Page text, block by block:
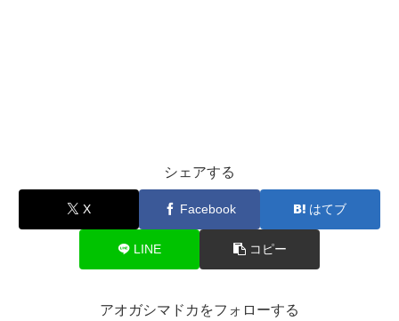
シェアする
X Facebook はてブ
LINE コピー
アオガシマドカをフォローする